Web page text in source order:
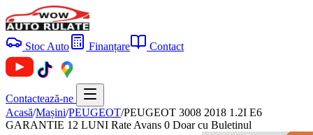
Stoc Auto Finanțare Contact
Contactează-ne
Acasă/Mașini/PEUGEOT/PEUGEOT 3008 2018 1.2I E6
GARANTIE 12 LUNI Rate Avans 0 Doar cu Buletinul